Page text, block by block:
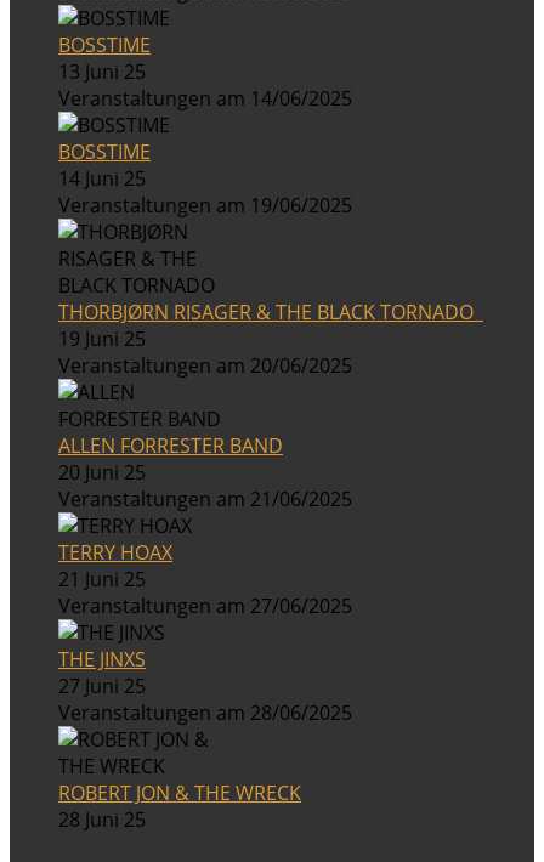
BOSSTIME
13 Juni 25
Veranstaltungen am 14/06/2025
BOSSTIME
14 Juni 25
Veranstaltungen am 19/06/2025
THORBJØRN RISAGER & THE BLACK TORNADO
19 Juni 25
Veranstaltungen am 20/06/2025
ALLEN FORRESTER BAND
20 Juni 25
Veranstaltungen am 21/06/2025
TERRY HOAX
21 Juni 25
Veranstaltungen am 27/06/2025
THE JINXS
27 Juni 25
Veranstaltungen am 28/06/2025
ROBERT JON & THE WRECK
28 Juni 25